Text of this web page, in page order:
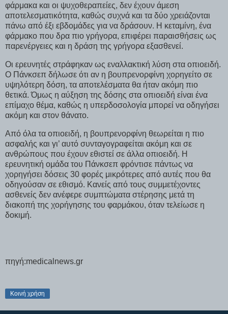
φάρμακα και οι ψυχοθεραπείες, δεν έχουν άμεση
αποτελεσματικότητα, καθώς συχνά και τα δύο χρειάζονται
πάνω από έξι εβδομάδες για να δράσουν. Η κεταμίνη, ένα
φάρμακο που δρα πιο γρήγορα, επιφέρει παραισθήσεις ως
παρενέργειες και η δράση της γρήγορα εξασθενεί.
Οι ερευνητές στράφηκαν ως εναλλακτική λύση στα οπιοειδή.
Ο Πάνκσεπ δήλωσε ότι αν η βουπρενορφίνη χορηγείτο σε
υψηλότερη δόση, τα αποτελέσματα θα ήταν ακόμη πιο
θετικά. Όμως η αύξηση της δόσης στα οπιοειδή είναι ένα
επίμαχο θέμα, καθώς η υπερδοσολογία μπορεί να οδηγήσει
ακόμη και στον θάνατο.
Από όλα τα οπιοειδή, η βουπρενορφίνη θεωρείται η πιο
ασφαλής και γι’ αυτό συνταγογραφείται ακόμη και σε
ανθρώπους που έχουν εθιστεί σε άλλα οπιοειδή. Η
ερευνητική ομάδα του Πάνκσεπ φρόντισε πάντως να
χορηγήσει δόσεις 30 φορές μικρότερες από αυτές που θα
οδηγούσαν σε εθισμό. Κανείς από τους συμμετέχοντες
ασθενείς δεν ανέφερε συμπτώματα στέρησης μετά τη
διακοπή της χορήγησης του φαρμάκου, όταν τελείωσε η
δοκιμή.
πηγή:medicalnews.gr
Κοινή χρήση